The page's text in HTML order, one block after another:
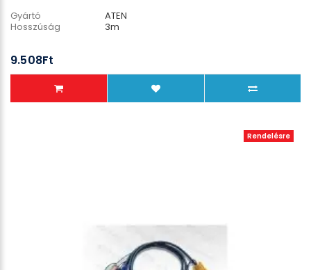
Gyártó
ATEN
Hosszúság
3m
9.508Ft
Rendelésre